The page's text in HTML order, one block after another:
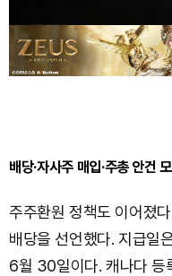
배당·자사주 매입·주총 안건
주주환원 정책도 이어졌
배당을 선언했다. 지급일
6월 30일이다. 캐나다